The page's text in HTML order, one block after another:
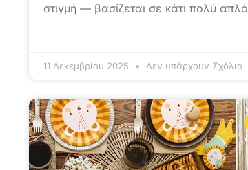
στιγμή — βασίζεται σε κάτι πολύ απλό
11 Δεκεμβρίου 2025 Δεν υπάρχουν Σχόλια